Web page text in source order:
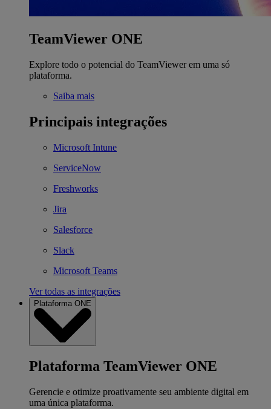
TeamViewer ONE
Explore todo o potencial do TeamViewer em uma só
plataforma.
Saiba mais
Principais integrações
Microsoft Intune
ServiceNow
Freshworks
Jira
Salesforce
Slack
Microsoft Teams
Ver todas as integrações
Plataforma ONE
Plataforma TeamViewer ONE
Gerencie e otimize proativamente seu ambiente digital em
uma única plataforma.